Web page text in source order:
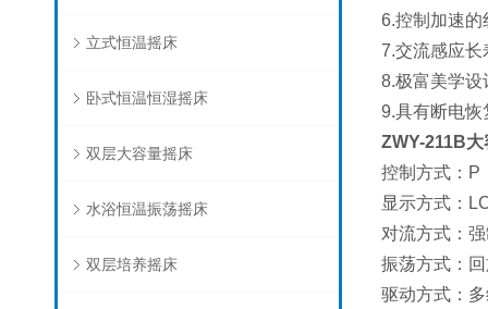
立式恒温摇床
卧式恒温恒湿摇床
双层大容量摇床
水浴恒温振荡摇床
双层培养摇床
6.控制加速
7.交流感应
8.极富美学
9.具有断电
ZWY-211B
控制方式：P
显示方式：
对流方式：
振荡方式：
驱动方式：